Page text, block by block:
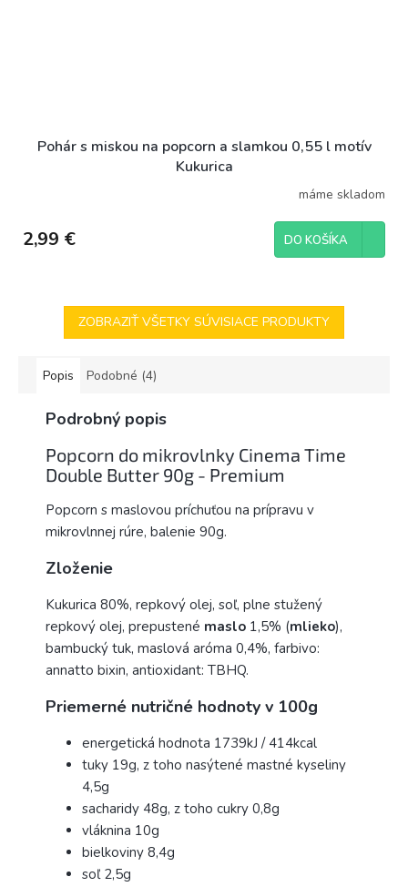
Pohár s miskou na popcorn a slamkou 0,55 l motív
Kukurica
máme skladom
2,99 € DO KOŠÍKA
ZOBRAZIŤ VŠETKY SÚVISIACE PRODUKTY
Popis Podobné (4)
Podrobný popis
Popcorn do mikrovlnky Cinema Time
Double Butter 90g - Premium
Popcorn s maslovou príchuťou na prípravu v
mikrovlnnej rúre, balenie 90g.
Zloženie
Kukurica 80%, repkový olej, soľ, plne stužený
repkový olej, prepustené maslo 1,5% (mlieko),
bambucký tuk, maslová aróma 0,4%, farbivo:
annatto bixin, antioxidant: TBHQ.
Priemerné nutričné ​​hodnoty v 100g
energetická hodnota 1739kJ / 414kcal
tuky 19g, z toho nasýtené mastné kyseliny
4,5g
sacharidy 48g, z toho cukry 0,8g
vláknina 10g
bielkoviny 8,4g
soľ 2,5g